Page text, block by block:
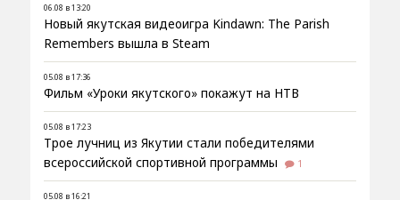
06.08 в 13:20
Новый якутская видеоигра Kindawn: The Parish
Remembers вышла в Steam
05.08 в 17:36
Фильм «Уроки якутского» покажут на НТВ
05.08 в 17:23
Трое лучниц из Якутии стали победителями
всероссийской спортивной программы
1
05.08 в 16:21